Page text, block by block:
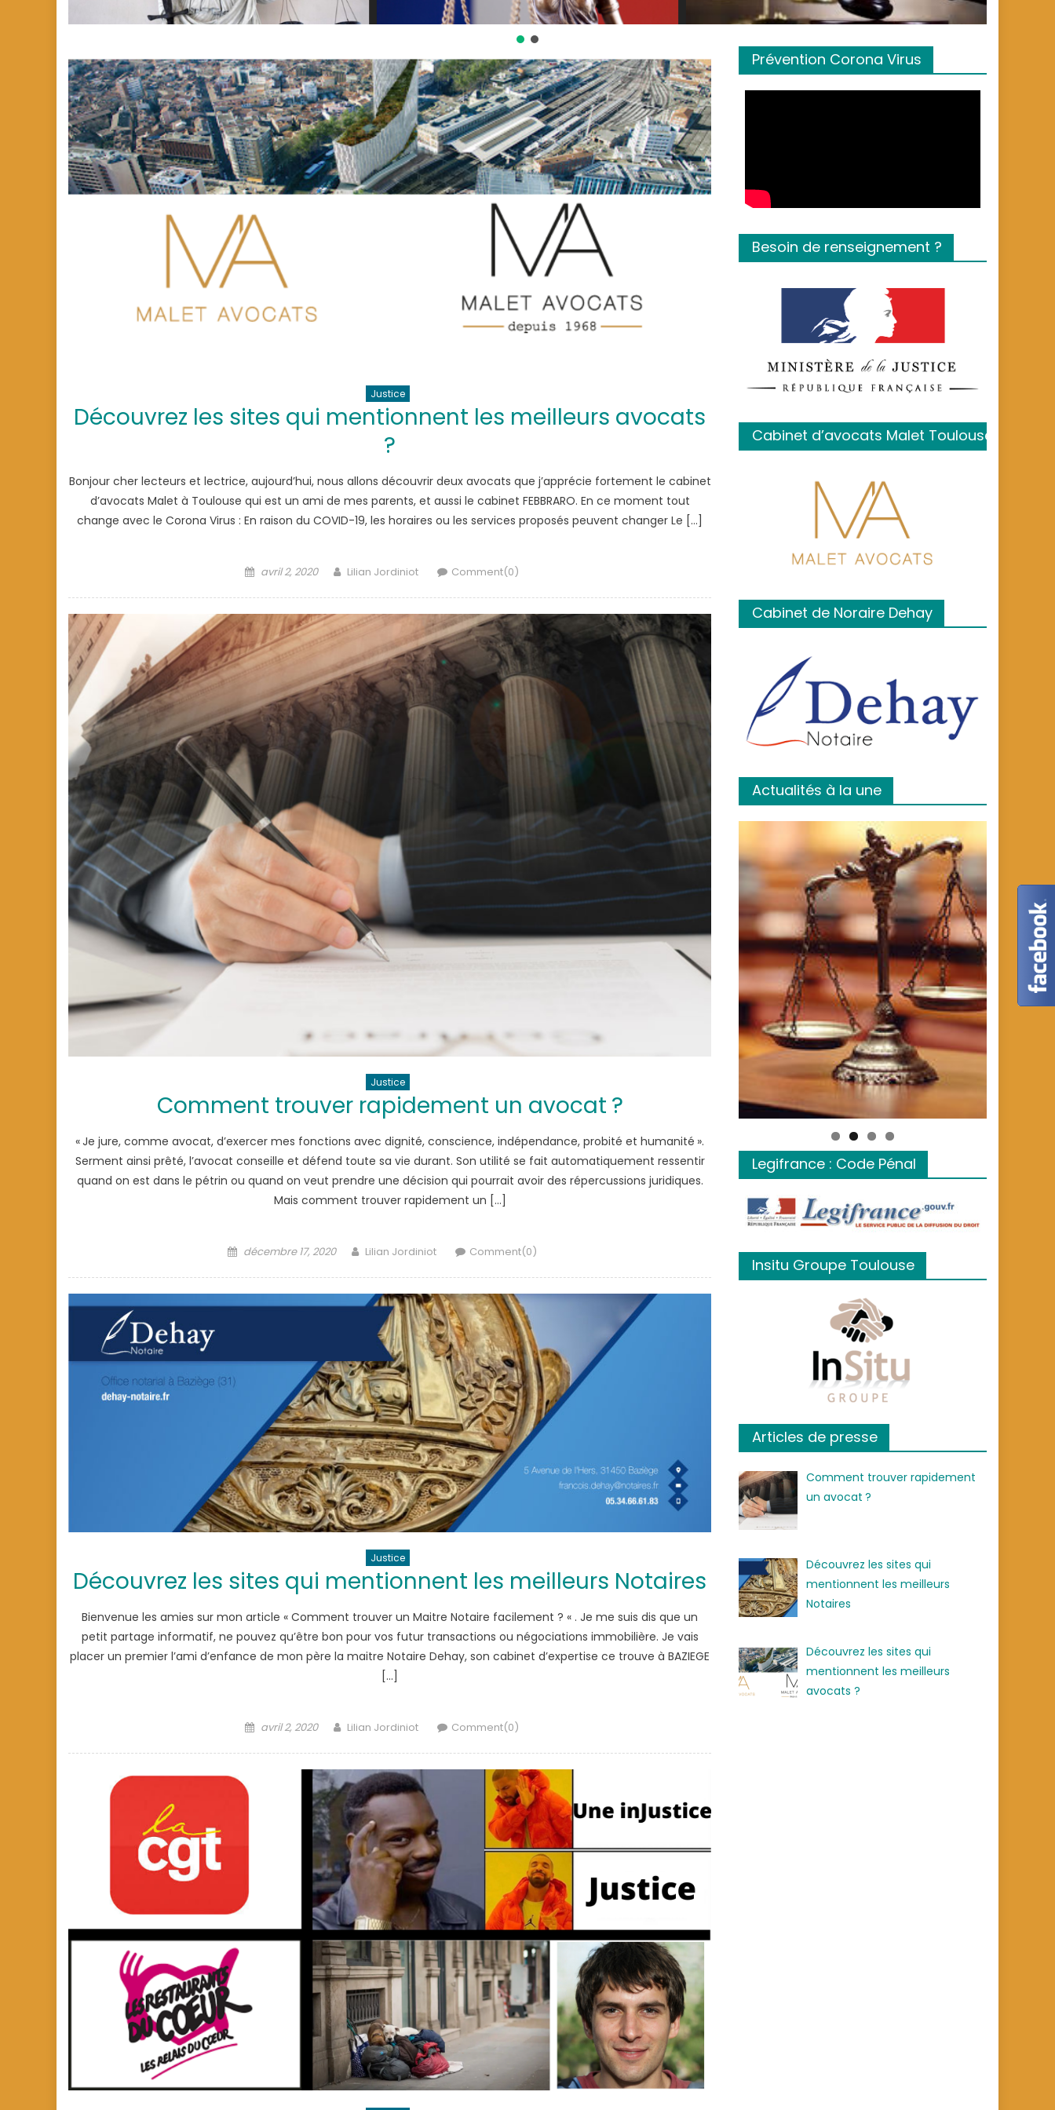
Justice
Découvrez les sites qui mentionnent les meilleurs avocats
?
Bonjour cher lecteurs et lectrice, aujourd’hui, nous allons découvrir deux avocats que j’apprécie fortement le cabinet
d’avocats Malet à Toulouse qui est un ami de mes parents, et aussi le cabinet FEBBRARO. En ce moment tout
change avec le Corona Virus : En raison du COVID-19, les horaires ou les services proposés peuvent changer Le […]
Posted
avril 2, 2020 Author
Lilian Jordiniot Comment(0)
Justice
Comment trouver rapidement un avocat ?
« Je jure, comme avocat, d’exercer mes fonctions avec dignité, conscience, indépendance, probité et humanité ».
Serment ainsi prêté, l’avocat conseille et défend toute sa vie durant. Son utilité se fait automatiquement ressentir
quand on est dans le pétrin ou quand on veut prendre une décision qui pourrait avoir des répercussions juridiques.
Mais comment trouver rapidement un […]
Posted
décembre 17, 2020 Author
Lilian Jordiniot Comment(0)
Justice
Découvrez les sites qui mentionnent les meilleurs Notaires
Bienvenue les amies sur mon article « Comment trouver un Maitre Notaire facilement ? « . Je me suis dis que un
petit partage informatif, ne pouvez qu’être bon pour vos futur transactions ou négociations immobilière. Je vais
placer un premier l’ami d’enfance de mon père la maitre Notaire Dehay, son cabinet d’expertise ce trouve à BAZIEGE
[…]
Posted
avril 2, 2020 Author
Lilian Jordiniot Comment(0)
Prévention Corona Virus
Besoin de renseignement ?
Cabinet d’avocats Malet Toulouse
Cabinet de Noraire Dehay
Actualités à la une
Legifrance : Code Pénal
Insitu Groupe Toulouse
Articles de presse
Comment trouver rapidement
un avocat ?
Découvrez les sites qui
mentionnent les meilleurs
Notaires
Découvrez les sites qui
mentionnent les meilleurs
avocats ?